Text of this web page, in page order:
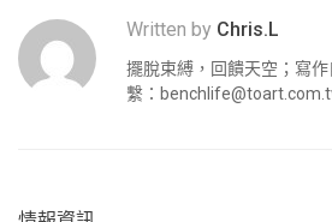
Written by Chris.L
擺脫束縛，回饋天空；寫
繫：